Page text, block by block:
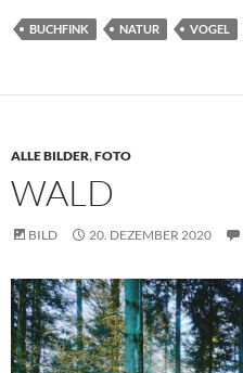
BUCHFINK NATUR VOGEL
ALLE BILDER,FOTO
WALD
BILD 20. DEZEMBER 2020